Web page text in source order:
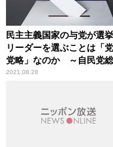
民主主義国家の与党が選
リーダーを選ぶことは「
党略」なのか ～自民党
選
2021.08.28